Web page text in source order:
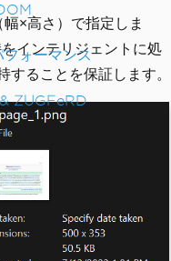
フォーマンス
ZUGFeRD
×高さ）で指定しま
インテリジェントに処
することを保証します。